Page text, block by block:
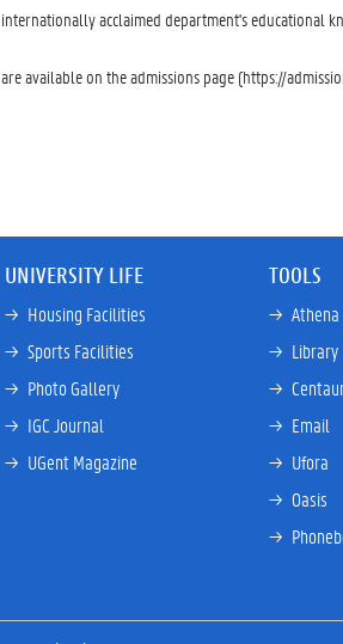
acclaimed department's educational
available on the admissions page (https://
UNIVERSITY LIFE
→ Housing Facilities
→ Sports Facilities
→ Photo Gallery
→ IGC Journal
→ UGent Magazine
TOOLS
→ Athena
→ Library
→
→ Email
→ Ufora
→ Oasis
→